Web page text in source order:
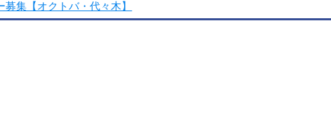
集【オクトバ・代々木】